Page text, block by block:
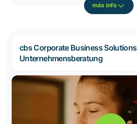
más info
cbs Corporate Business Solutions
Unternehmensberatung